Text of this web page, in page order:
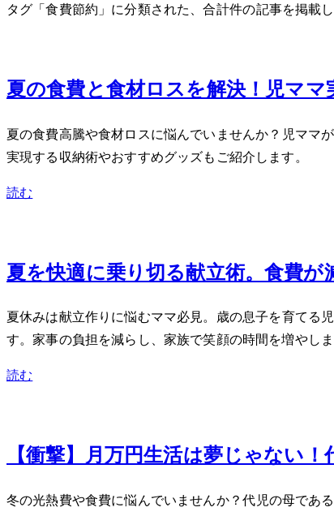
タグ「食費節約」に分類された、合計 4 件の記事を掲載
夏の食費と食材ロスを解決！2児マ
夏の食費高騰や食材ロスに悩んでいませんか？2児マ
実現する収納術やおすすめグッズもご紹介します。
読む
夏を快適に乗り切る献立術。食費
夏休みは献立作りに悩むママ必見。3歳の息子を育てる
す。家事の負担を減らし、家族で笑顔の時間を増やしま
読む
【衝撃】月5万円生活は夢じゃない！
冬の光熱費や食費に悩んでいませんか？40代2児の母で